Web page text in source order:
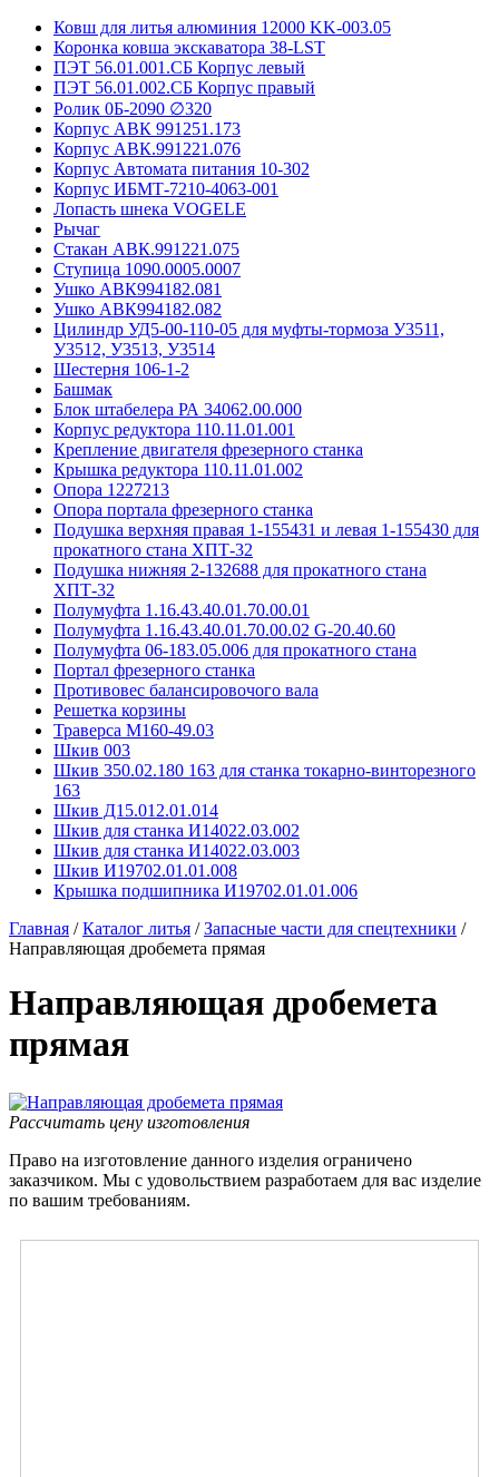
Ковш для литья алюминия 12000 KK-003.05
Коронка ковша экскаватора 38-LST
ПЭТ 56.01.001.СБ Корпус левый
ПЭТ 56.01.002.СБ Корпус правый
Ролик 0Б-2090 ∅320
Корпус АВК 991251.173
Корпус АВК.991221.076
Корпус Автомата питания 10-302
Корпус ИБМТ-7210-4063-001
Лопасть шнека VOGELE
Рычаг
Стакан АВК.991221.075
Ступица 1090.0005.0007
Ушко АВК994182.081
Ушко АВК994182.082
Цилиндр УД5-00-110-05 для муфты-тормоза У3511,
У3512, У3513, У3514
Шестерня 106-1-2
Башмак
Блок штабелера РА 34062.00.000
Корпус редуктора 110.11.01.001
Крепление двигателя фрезерного станка
Крышка редуктора 110.11.01.002
Опора 1227213
Опора портала фрезерного станка
Подушка верхняя правая 1-155431 и левая 1-155430 для
прокатного стана ХПТ-32
Подушка нижняя 2-132688 для прокатного стана
ХПТ-32
Полумуфта 1.16.43.40.01.70.00.01
Полумуфта 1.16.43.40.01.70.00.02 G-20.40.60
Полумуфта 06-183.05.006 для прокатного стана
Портал фрезерного станка
Противовес балансировочого вала
Решетка корзины
Траверса М160-49.03
Шкив 003
Шкив 350.02.180 163 для станка токарно-винторезного
163
Шкив Д15.012.01.014
Шкив для станка И14022.03.002
Шкив для станка И14022.03.003
Шкив И19702.01.01.008
Крышка подшипника И19702.01.01.006
Главная /Каталог литья /Запасные части для спецтехники /
Направляющая дробемета прямая
Направляющая дробемета
прямая
Рассчитать цену изготовления
Право на изготовление данного изделия ограничено
заказчиком. Мы с удовольствием разработаем для вас изделие
по вашим требованиям.